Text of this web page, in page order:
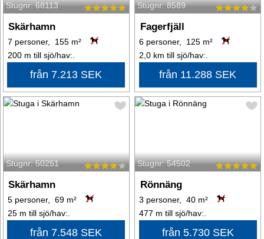
Stugnr: 68113
Skärhamn
7 personer, 155 m²
200 m till sjö/hav:.
från 7.213 SEK
Stugnr: 8589
Fagerfjäll
6 personer, 125 m²
2,0 km till sjö/hav:.
från 11.288 SEK
Stugnr: 50251
Skärhamn
5 personer, 69 m²
25 m till sjö/hav:.
från 7.548 SEK
Stugnr: 54502
Rönnäng
3 personer, 40 m²
477 m till sjö/hav:.
från 5.730 SEK